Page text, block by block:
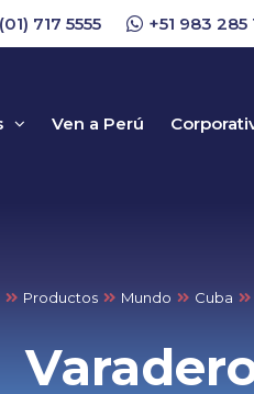
717 5555 +51 983 285
Ven a Perú
Productos Mundo Cuba